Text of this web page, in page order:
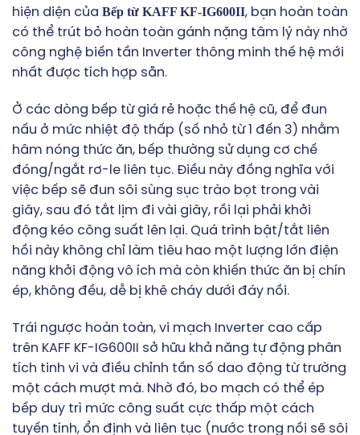
hiện diện của Bếp từ KAFF KF-IG600II, bạn hoàn toàn
có thể trút bỏ hoàn toàn gánh nặng tâm lý này nhờ
công nghệ biến tần Inverter thông minh thế hệ mới
nhất được tích hợp sẵn.
Ở các dòng bếp từ giá rẻ hoặc thế hệ cũ, để đun
nấu ở mức nhiệt độ thấp (số nhỏ từ 1 đến 3) nhằm
hâm nóng thức ăn, bếp thường sử dụng cơ chế
đóng/ngắt rơ-le liên tục. Điều này đồng nghĩa với
việc bếp sẽ đun sôi sùng sục trào bọt trong vài
giây, sau đó tắt lịm đi vài giây, rồi lại phải khởi
động kéo công suất lên lại. Quá trình bật/tắt liên
hồi này không chỉ làm tiêu hao một lượng lớn điện
năng khởi động vô ích mà còn khiến thức ăn bị chín
ép, không đều, dễ bị khê cháy dưới đáy nồi.
Trái ngược hoàn toàn, vi mạch Inverter cao cấp
trên KAFF KF-IG600II sở hữu khả năng tự động phân
tích tinh vi và điều chỉnh tần số dao động từ trường
một cách mượt mà. Nhờ đó, bo mạch có thể ép
bếp duy trì mức công suất cực thấp một cách
tuyến tính, ổn định và liên tục (nước trong nồi sẽ sôi